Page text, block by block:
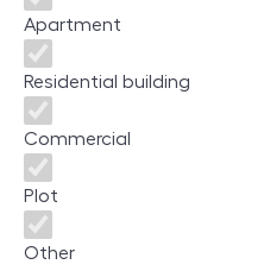
Apartment
Residential building
Commercial
Plot
Other